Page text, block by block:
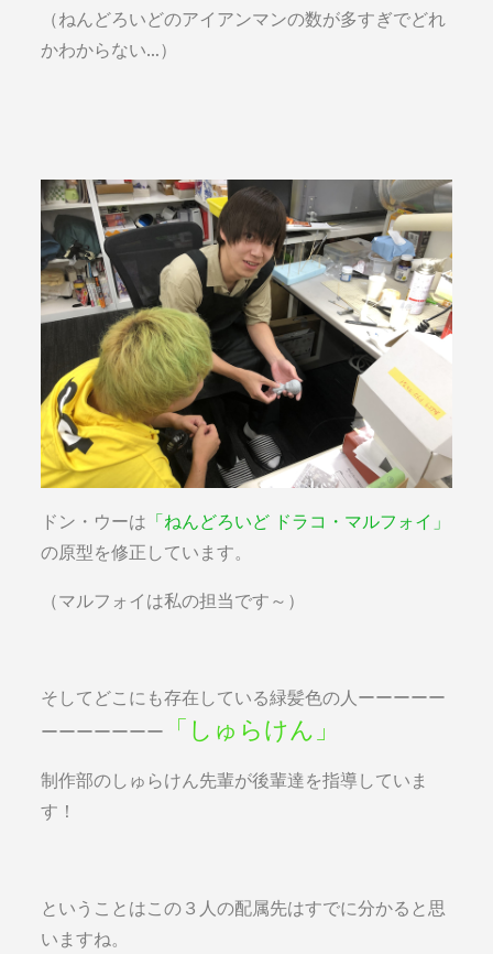
（ねんどろいどのアイアンマンの数が多すぎでどれ
かわからない…）
ドン・ウーは 「ねんどろいど ドラコ・マルフォイ」
の原型を修正しています。
（マルフォイは私の担当です～）
そしてどこにも存在している緑髪色の人ーーーーー
ーーーーーーー
「しゅらけん」
制作部のしゅらけん先輩が後輩達を指導していま
す！
ということはこの３人の配属先はすでに分かると思
いますね。